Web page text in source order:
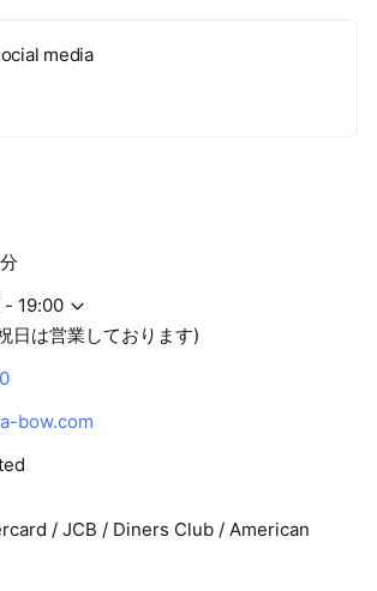
media
- 19:00
日は営業しております)
bow.com
/ JCB / Diners Club / American